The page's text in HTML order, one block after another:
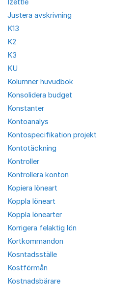
Izettle
Justera avskrivning
K13
K2
K3
KU
Kolumner huvudbok
Konsolidera budget
Konstanter
Kontoanalys
Kontospecifikation projekt
Kontotäckning
Kontroller
Kontrollera konton
Kopiera löneart
Koppla löneart
Koppla lönearter
Korrigera felaktig lön
Kortkommandon
Kosntadsställe
Kostförmån
Kostnadsbärare